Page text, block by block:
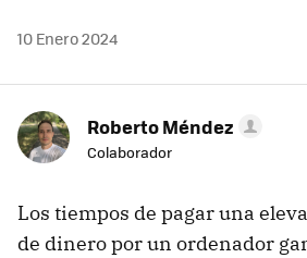
10 Enero 2024
Roberto Méndez
Colaborador
Los tiempos de pagar una
de dinero por un ordenador